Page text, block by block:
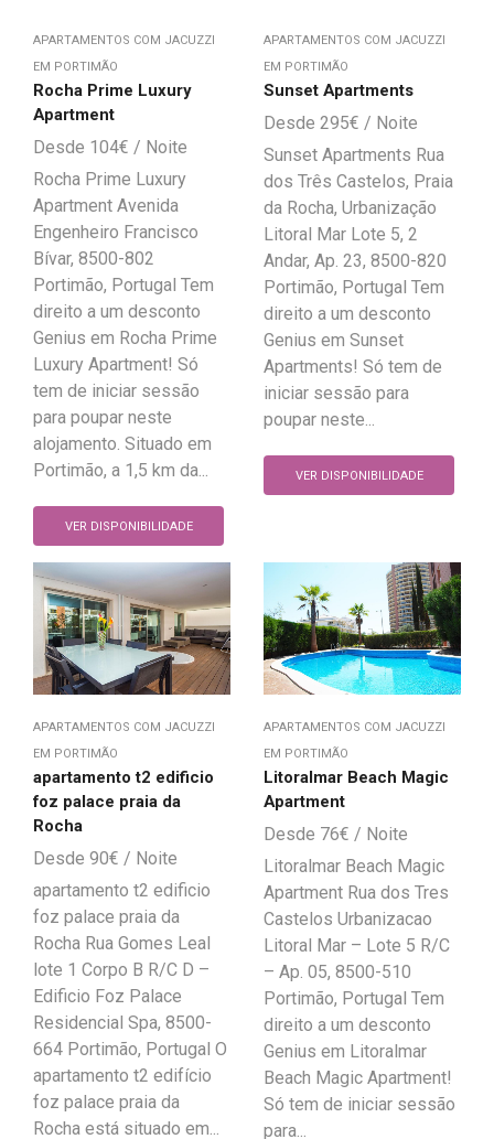
APARTAMENTOS COM JACUZZI
EM PORTIMÃO
Rocha Prime Luxury
Apartment
104€
Rocha Prime Luxury
Apartment Avenida
Engenheiro Francisco
Bívar, 8500-802
Portimão, Portugal Tem
direito a um desconto
Genius em Rocha Prime
Luxury Apartment! Só
tem de iniciar sessão
para poupar neste
alojamento. Situado em
Portimão, a 1,5 km da...
VER DISPONIBILIDADE
APARTAMENTOS COM JACUZZI
EM PORTIMÃO
Sunset Apartments
295€
Sunset Apartments Rua
dos Três Castelos, Praia
da Rocha, Urbanização
Litoral Mar Lote 5, 2
Andar, Ap. 23, 8500-820
Portimão, Portugal Tem
direito a um desconto
Genius em Sunset
Apartments! Só tem de
iniciar sessão para
poupar neste...
VER DISPONIBILIDADE
APARTAMENTOS COM JACUZZI
EM PORTIMÃO
apartamento t2 edificio
foz palace praia da
Rocha
90€
apartamento t2 edificio
foz palace praia da
Rocha Rua Gomes Leal
lote 1 Corpo B R/C D –
Edificio Foz Palace
Residencial Spa, 8500-
664 Portimão, Portugal O
apartamento t2 edifício
foz palace praia da
Rocha está situado em...
APARTAMENTOS COM JACUZZI
EM PORTIMÃO
Litoralmar Beach Magic
Apartment
76€
Litoralmar Beach Magic
Apartment Rua dos Tres
Castelos Urbanizacao
Litoral Mar – Lote 5 R/C
– Ap. 05, 8500-510
Portimão, Portugal Tem
direito a um desconto
Genius em Litoralmar
Beach Magic Apartment!
Só tem de iniciar sessão
para...